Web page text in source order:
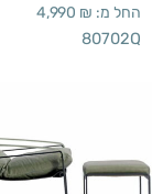
החל מ: 4,990 ₪
80702Q